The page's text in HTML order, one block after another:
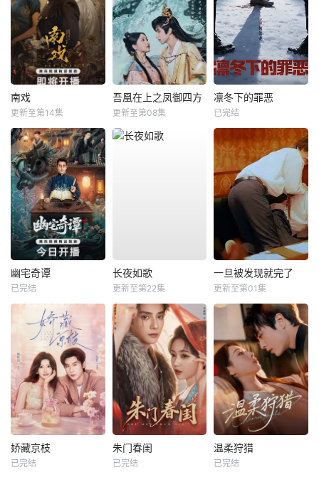
南戏
更新至第14集
吾凰在上之凤御四方
更新至第08集
凛冬下的罪恶
已完结
幽宅奇谭
已完结
长夜如歌
更新至第22集
一旦被发现就完了
更新至第01集
娇藏京枝
已完结
朱门春闺
已完结
温柔狩猎
已完结